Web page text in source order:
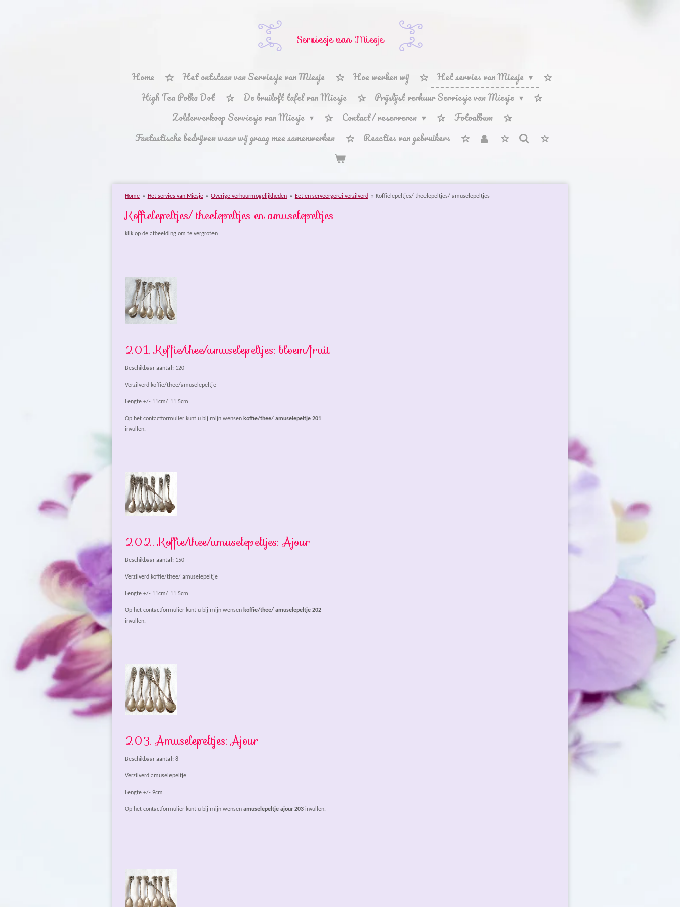
Serviesje van Miesje
Home Het ontstaan van Serviesje van Miesje Hoe werken wij
Het servies van Miesje
High Tea Polka Dot
De bruiloft tafel van Miesje
Prijslijst verhuur Serviesje van Miesje
Zolderverkoop Serviesje van Miesje
Contact/ reserveren
Fotoalbum
Fantastische bedrijven waar wij graag mee samenwerken
Reacties van gebruikers
Home » Het servies van Miesje » Overige verhuurmogelijkheden » Eet en serveergerei verzilverd » Koffielepeltjes/ theelepeltjes/ amuselepeltjes
Koffielepeltjes/ theelepeltjes en amuselepeltjes
klik op de afbeelding om te vergroten
201. Koffie/thee/amuselepeltjes: bloem/fruit
Beschikbaar aantal: 120
Verzilverd koffie/thee/amuselepeltje
Lengte +/- 11cm/ 11.5cm
Op het contactformulier kunt u bij mijn wensen koffie/thee/ amuselepeltje 201
invullen.
202.Koffie/thee/amuselepeltjes: Ajour
Beschikbaar aantal: 150
Verzilverd koffie/thee/ amuselepeltje
Lengte +/- 11cm/ 11.5cm
Op het contactformulier kunt u bij mijn wensen koffie/thee/ amuselepeltje 202
invullen.
203. Amuselepeltjes: Ajour
Beschikbaar aantal: 8
Verzilverd amuselepeltje
Lengte +/- 9cm
Op het contactformulier kunt u bij mijn wensen amuselepeltje ajour 203 invullen.